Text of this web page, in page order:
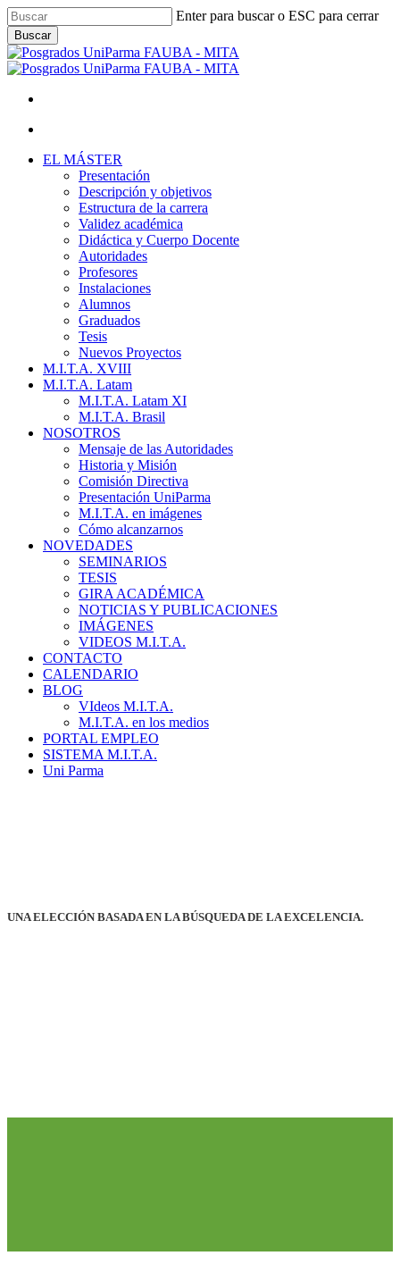
Skip
to
main
content
Enter para buscar o ESC para cerrar
Buscar
Close
Search
Menu
Menu
EL MÁSTER
Presentación
Descripción y objetivos
Estructura de la carrera
Validez académica
Didáctica y Cuerpo Docente
Autoridades
Profesores
Instalaciones
Alumnos
Graduados
Tesis
Nuevos Proyectos
M.I.T.A. XVIII
M.I.T.A. Latam
M.I.T.A. Latam XI
M.I.T.A. Brasil
NOSOTROS
Mensaje de las Autoridades
Historia y Misión
Comisión Directiva
Presentación UniParma
M.I.T.A. en imágenes
Cómo alcanzarnos
NOVEDADES
SEMINARIOS
TESIS
GIRA ACADÉMICA
NOTICIAS Y PUBLICACIONES
IMÁGENES
VIDEOS M.I.T.A.
CONTACTO
CALENDARIO
BLOG
VIdeos M.I.T.A.
M.I.T.A. en los medios
PORTAL EMPLEO
SISTEMA M.I.T.A.
Uni Parma
UNA ELECCIÓN BASADA EN LA BÚSQUEDA DE LA EXCELENCIA.